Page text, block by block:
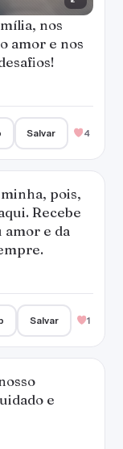
nos
amor e nos
Salvar 4
pois,
Recebe
amor e da
Salvar 1
e